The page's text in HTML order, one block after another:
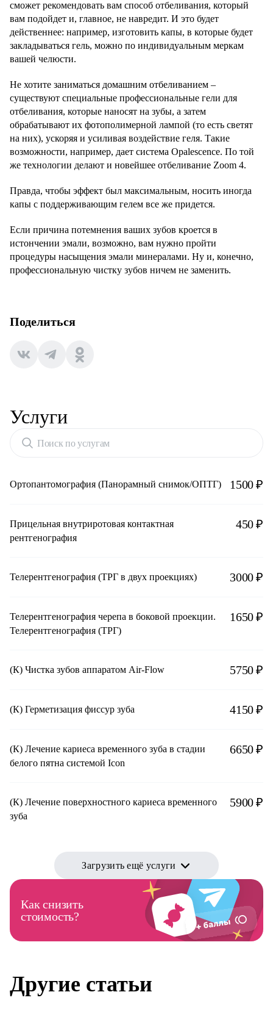
сможет рекомендовать вам способ отбеливания, который
вам подойдет и, главное, не навредит. И это будет
действеннее: например, изготовить капы, в которые будет
закладываться гель, можно по индивидуальным меркам
вашей челюсти.
Не хотите заниматься домашним отбеливанием –
существуют специальные профессиональные гели для
отбеливания, которые наносят на зубы, а затем
обрабатывают их фотополимерной лампой (то есть светят
на них), ускоряя и усиливая воздействие геля. Такие
возможности, например, дает система Opalescence. По той
же технологии делают и новейшее отбеливание Zoom 4.
Правда, чтобы эффект был максимальным, носить иногда
капы с поддерживающим гелем все же придется.
Если причина потемнения ваших зубов кроется в
истончении эмали, возможно, вам нужно пройти
процедуры насыщения эмали минералами. Ну и, конечно,
профессиональную чистку зубов ничем не заменить.
Поделиться
Услуги
Поиск по услугам
Ортопантомография (Панорамный снимок/ОПТГ) 1500 ₽
Прицельная внутриротовая контактная
рентгенография
450 ₽
Телерентгенография (ТРГ в двух проекциях) 3000 ₽
Телерентгенография черепа в боковой проекции.
Телерентгенография (ТРГ)
1650 ₽
(К) Чистка зубов аппаратом Air-Flow 5750 ₽
(К) Герметизация фиссур зуба 4150 ₽
(К) Лечение кариеса временного зуба в стадии
белого пятна системой Icon
6650 ₽
(К) Лечение поверхностного кариеса временного
зуба
5900 ₽
Загрузить ещё услуги
Как снизить
стоимость?
Другие статьи